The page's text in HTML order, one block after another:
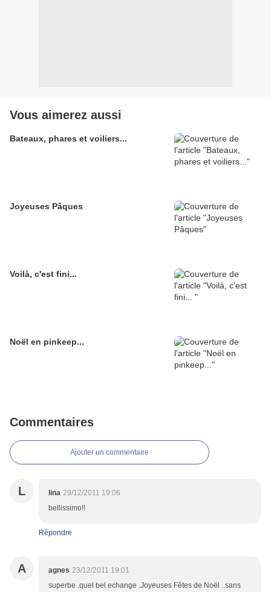
Vous aimerez aussi
Bateaux, phares et voiliers...
Joyeuses Pâques
Voilà, c'est fini...
Noël en pinkeep...
Commentaires
Ajouter un commentaire
L lina 29/12/2011 19:06
bellissimo!!
Répondre
A agnes 23/12/2011 19:01
superbe .quel bel echange .Joyeuses Fêtes de Noël ..sans